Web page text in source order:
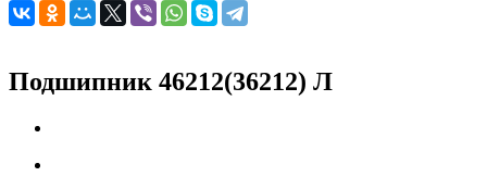
Подшипник 46212(36212) Л